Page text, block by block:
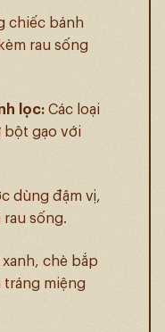
chiếc bánh
rau sống
lọc:Các loại
bột gạo với
dùng đậm vị,
sống.
chè bắp
tráng miệng